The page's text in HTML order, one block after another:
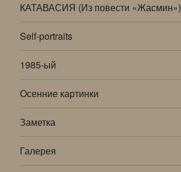
КАТАВАСИЯ (Из повести «Жасмин»)
Self-portraits
1985-ый
Осенние картинки
Заметка
Галерея